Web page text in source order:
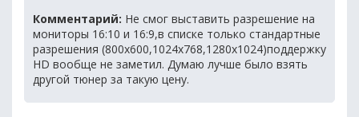
Комментарий: Не смог выставить разрешение на
мониторы 16:10 и 16:9,в списке только стандартные
разрешения (800x600,1024x768,1280x1024)поддержку
HD вообще не заметил. Думаю лучше было взять
другой тюнер за такую цену.